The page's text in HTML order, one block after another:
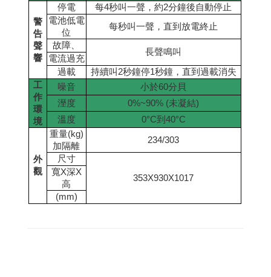
警
告
聲
響
停電 每4秒叫一聲，約2分鐘後自動停止
電池低電
位
每秒叫一聲，直到放電終止
故障、
長聲鳴叫
電流過充
過載
持續叫 2秒鐘停1秒鐘，直到過載消失
工
作
環
境
噪音 小於60分貝
溼度
0%~90% (未凝結)
溫度
0°C到 40°C
外
觀
重量(kg)
加隔離
234/303
尺寸
353X930X1017
寬X深X
高
(mm)